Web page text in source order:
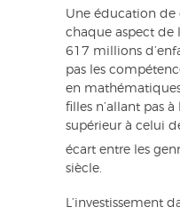
Une éducation de
chaque aspect de
617 millions
pas les
en
filles n’allant pas
supérieur à celui
écart entre les
siècle.
L’investissement